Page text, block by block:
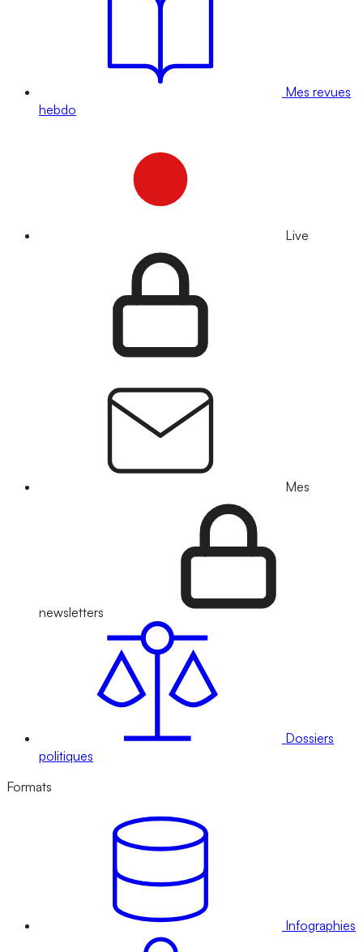
Mes revues
hebdo
Live
Mes
newsletters
Dossiers
politiques
Formats
Infographies